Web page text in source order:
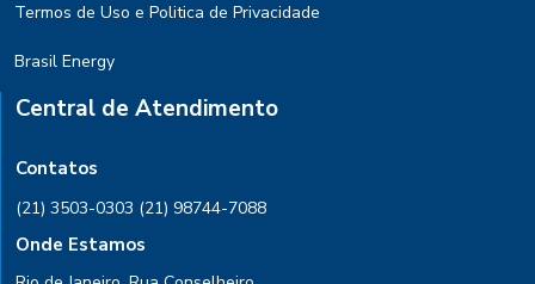
Termos de Uso e Politica de Privacidade
Brasil Energy
Central de Atendimento
Contatos
(21) 3503-0303 (21) 98744-7088
Onde Estamos